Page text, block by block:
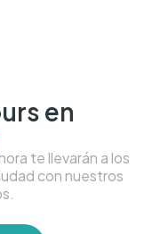
en
te llevarán a los
con nuestros